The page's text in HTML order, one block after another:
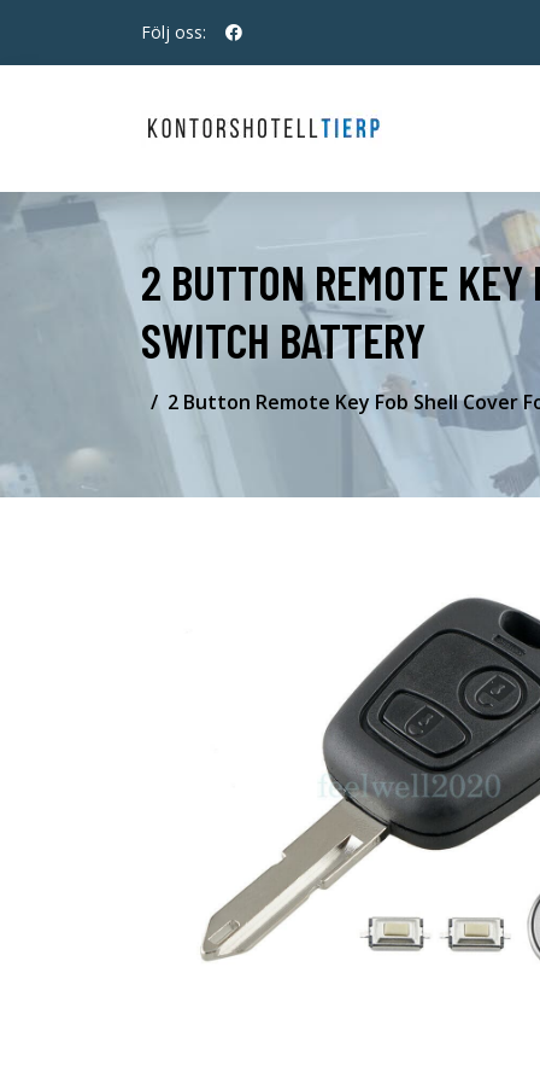
Följ oss:
2 BUTTON REMOTE
SWITCH BATTERY
2 Button Remote Key Fob Shell Cover